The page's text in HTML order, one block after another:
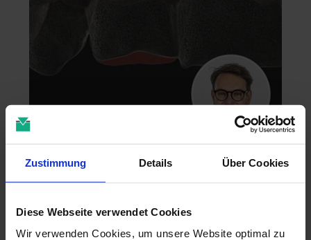
Zustimmung Details Über Cookies
Diese Webseite verwendet Cookies
Wir verwenden Cookies, um unsere Website optimal zu
Zahntechnik im 4D-Zeitalter